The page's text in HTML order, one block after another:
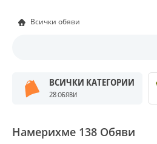
Всички обяви
ВСИЧКИ КАТЕГОРИИ
28ОБЯВИ
Намерихме 138 Обяви